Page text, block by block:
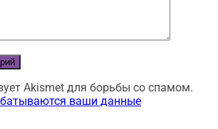
Akismet для борьбы со спамом.
ваши данные